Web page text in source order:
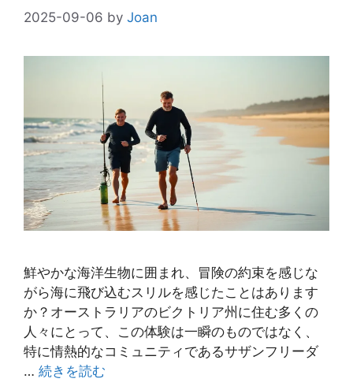
2025-09-06 by Joan
鮮やかな海洋生物に囲まれ、冒険の約束を感じな
がら海に飛び込むスリルを感じたことはあります
か？オーストラリアのビクトリア州に住む多くの
人々にとって、この体験は一瞬のものではなく、
特に情熱的なコミュニティであるサザンフリーダ
… 続きを読む